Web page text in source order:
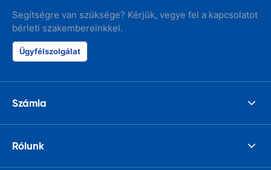
Segítségre van szüksége? Kérjük, vegye fel a kapcsolatot
bérleti szakembereinkkel.
Ügyfélszolgálat
Számla
Rólunk